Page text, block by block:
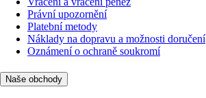
Právní upozornění
Platební metody
Náklady na dopravu a možnosti doručení
Oznámení o ochraně soukromí
Naše obchody